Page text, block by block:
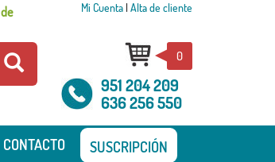
Mi Cuenta| Alta de cliente
0
951 204 209
636 256 550
CONTACTO SUSCRIPCIÓN